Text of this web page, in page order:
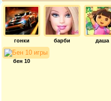
гонки барби даша
бен 10